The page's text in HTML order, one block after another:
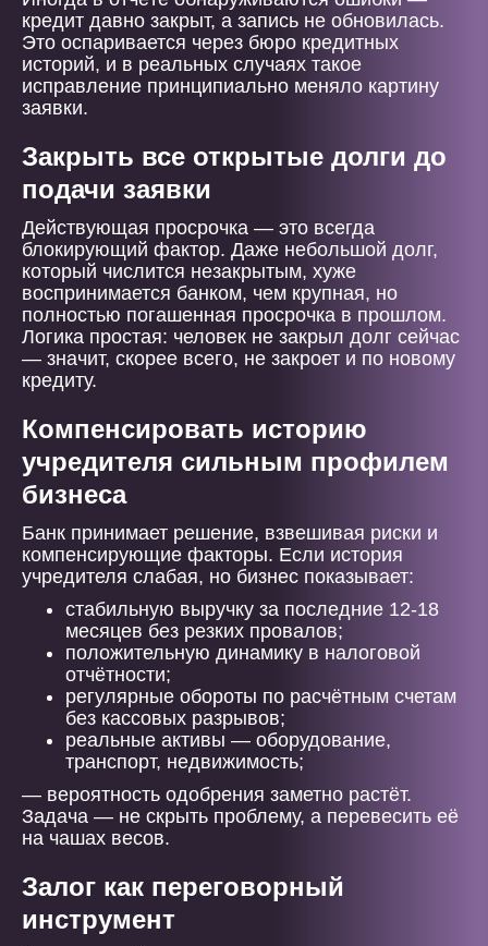
кредит давно закрыт, а запись не обновилась.
Это оспаривается через бюро кредитных
историй, и в реальных случаях такое
исправление принципиально меняло картину
заявки.
Закрыть все открытые долги до
подачи заявки
Действующая просрочка — это всегда
блокирующий фактор. Даже небольшой долг,
который числится незакрытым, хуже
воспринимается банком, чем крупная, но
полностью погашенная просрочка в прошлом.
Логика простая: человек не закрыл долг сейчас
— значит, скорее всего, не закроет и по новому
кредиту.
Компенсировать историю
учредителя сильным профилем
бизнеса
Банк принимает решение, взвешивая риски и
компенсирующие факторы. Если история
учредителя слабая, но бизнес показывает:
стабильную выручку за последние 12-18
месяцев без резких провалов;
положительную динамику в налоговой
отчётности;
регулярные обороты по расчётным счетам
без кассовых разрывов;
реальные активы — оборудование,
транспорт, недвижимость;
— вероятность одобрения заметно растёт.
Задача — не скрыть проблему, а перевесить её
на чашах весов.
Залог как переговорный
инструмент